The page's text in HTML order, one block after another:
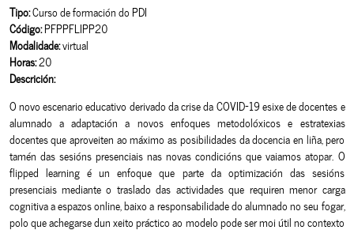
Tipo:Curso de formación do PDI
Código:PFPPFLIPP20
Modalidade:virtual
Horas:20
Descrición:
O novo escenario educativo derivado da crise da COVID-19 esixe de docentes e
alumnado a adaptación a novos enfoques metodolóxicos e estratexias
docentes que aproveiten ao máximo as posibilidades da docencia en liña, pero
tamén das sesións presenciais nas novas condicións que vaiamos atopar. O
flipped learning é un enfoque que parte da optimización das sesións
presenciais mediante o traslado das actividades que requiren menor carga
cognitiva a espazos online, baixo a responsabilidade do alumnado no seu fogar,
polo que achegarse dun xeito práctico ao modelo pode ser moi útil no contexto